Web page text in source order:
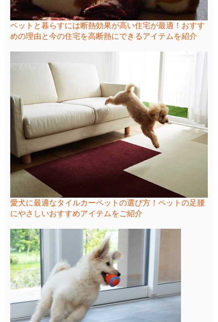
ペットと暮らすには断熱効果が高い住宅が最適！おすす
めの理由と今の住宅を高断熱にできるアイテムを紹介
愛犬に最適なタイルカーペットの選び方！ペットの足腰
にやさしいおすすめアイテムをご紹介